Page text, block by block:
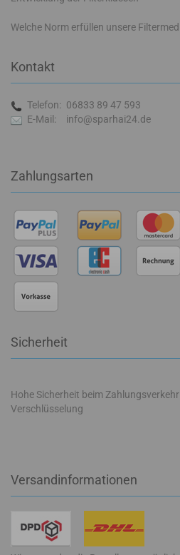
Welche Norm erfüllen unsere
Kontakt
Telefon: 06833 89 47 593
E-Mail:
info@sparhai24.de
Zahlungsarten
Sicherheit
Hohe Sicherheit beim
Verschlüsselung
Versandinformationen